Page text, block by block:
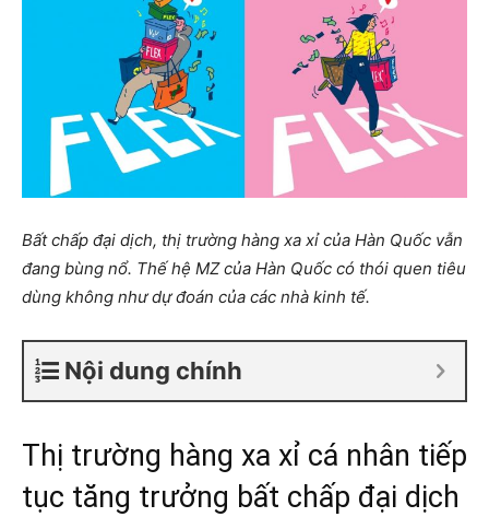
Bất chấp đại dịch, thị trường hàng xa xỉ của Hàn Quốc vẫn
đang bùng nổ. Thế hệ MZ của Hàn Quốc có thói quen tiêu
dùng không như dự đoán của các nhà kinh tế.
Nội dung chính
Thị trường hàng xa xỉ cá nhân tiếp
tục tăng trưởng bất chấp đại dịch